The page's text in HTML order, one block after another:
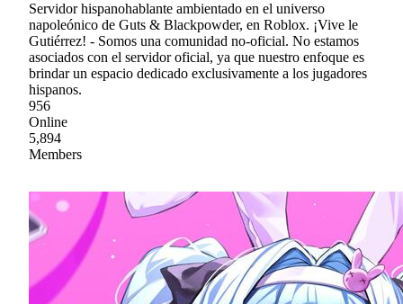
Servidor hispanohablante ambientado en el universo
napoleónico de Guts & Blackpowder, en Roblox. ¡Vive le
Gutiérrez! - Somos una comunidad no-oficial. No estamos
asociados con el servidor oficial, ya que nuestro enfoque es
brindar un espacio dedicado exclusivamente a los jugadores
hispanos.
956
Online
5,894
Members